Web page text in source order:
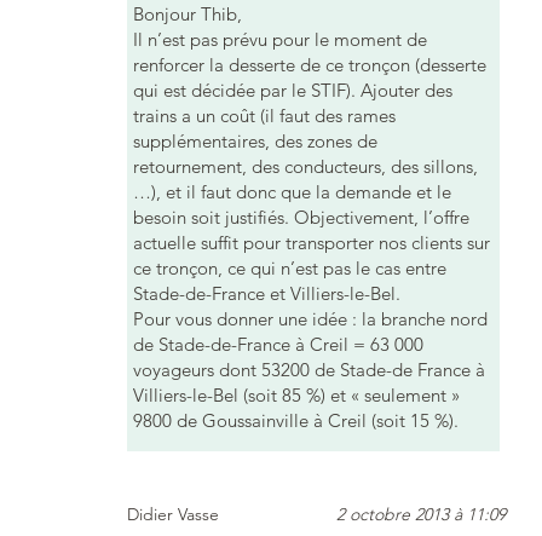
Bonjour Thib,
Il n’est pas prévu pour le moment de
renforcer la desserte de ce tronçon (desserte
qui est décidée par le STIF). Ajouter des
trains a un coût (il faut des rames
supplémentaires, des zones de
retournement, des conducteurs, des sillons,
…), et il faut donc que la demande et le
besoin soit justifiés. Objectivement, l’offre
actuelle suffit pour transporter nos clients sur
ce tronçon, ce qui n’est pas le cas entre
Stade-de-France et Villiers-le-Bel.
Pour vous donner une idée : la branche nord
de Stade-de-France à Creil = 63 000
voyageurs dont 53200 de Stade-de France à
Villiers-le-Bel (soit 85 %) et « seulement »
9800 de Goussainville à Creil (soit 15 %).
Didier Vasse 2 octobre 2013 à 11:09